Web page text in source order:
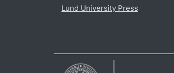
Lund University Press